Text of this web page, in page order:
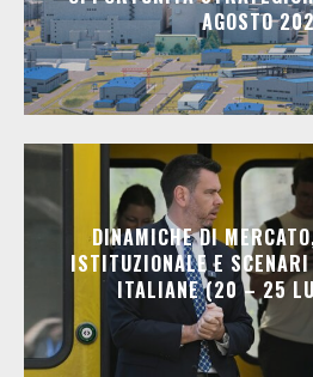
AGOSTO
DINAMICHE DI
ISTITUZIONALE E
ITALIANE (20 – 25